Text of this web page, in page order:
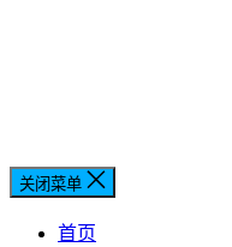
关闭菜单
首页